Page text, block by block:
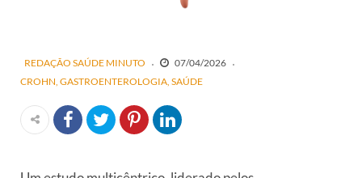
REDAÇÃO SAÚDE MINUTO
07/04/2026
CROHN GASTROENTEROLOGIA SAÚDE